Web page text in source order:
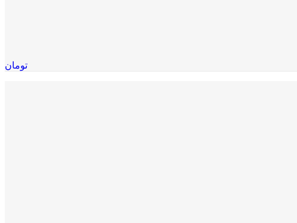
تومان